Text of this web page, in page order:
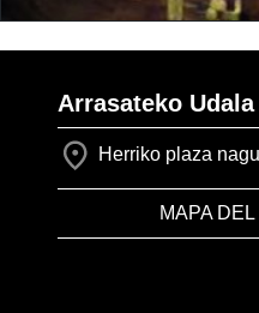
Arrasateko Udala
Herriko plaza
MAPA DEL